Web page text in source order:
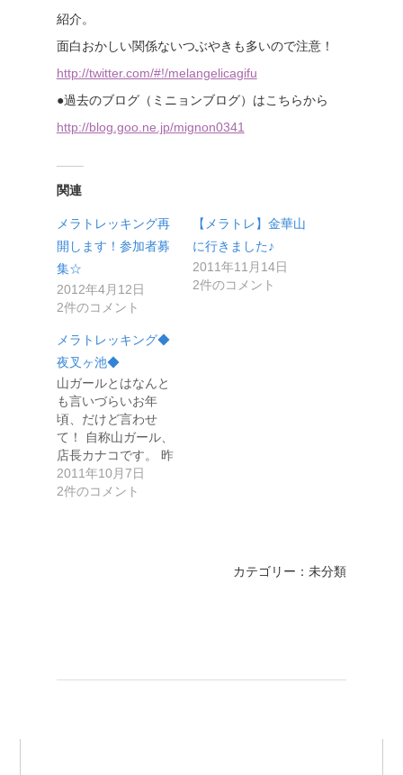
紹介。
面白おかしい関係ないつぶやきも多いので注意！
http://twitter.com/#!/melangelicagifu
●過去のブログ（ミニョンブログ）はこちらから
http://blog.goo.ne.jp/mignon0341
関連
メラトレッキング再
開します！参加者募
集☆
2012年4月12日
2件のコメント
【メラトレ】金華山
に行きました♪
2011年11月14日
2件のコメント
メラトレッキング◆
夜叉ヶ池◆
山ガールとはなんと
も言いづらいお年
頃、だけど言わせ
て！ 自称山ガール、
店長カナコです。 昨
日はメラト…
2011年10月7日
2件のコメント
カテゴリー：未分類